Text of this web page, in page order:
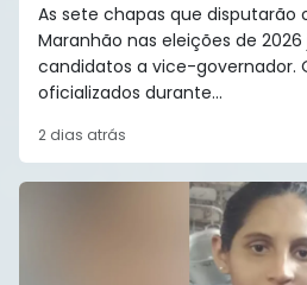
As sete chapas que disputarão
Maranhão nas eleições de
candidatos a vice-governador.
oficializados durante...
2 dias atrás